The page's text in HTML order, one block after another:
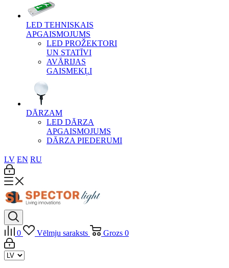
LED TEHNISKAIS
APGAISMOJUMS
LED PROŽEKTORI
UN STATĪVI
AVĀRIJAS
GAISMEKĻI
DĀRZAM
LED DĀRZA
APGAISMOJUMS
DĀRZA PIEDERUMI
LV EN RU
0 Vēlmju saraksts Grozs 0